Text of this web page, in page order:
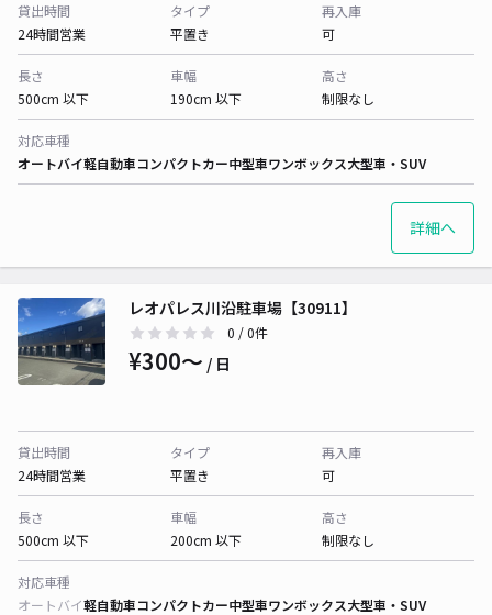
貸出時間
24時間営業
タイプ
平置き
再入庫
可
長さ
500cm 以下
車幅
190cm 以下
高さ
制限なし
対応車種
オートバイ軽自動車コンパクトカー中型車ワンボックス大型車・SUV
詳細へ
レオパレス川沿駐車場【30911】
0 / 0件
¥300〜 / 日
貸出時間
24時間営業
タイプ
平置き
再入庫
可
長さ
500cm 以下
車幅
200cm 以下
高さ
制限なし
対応車種
オートバイ軽自動車コンパクトカー中型車ワンボックス大型車・SUV